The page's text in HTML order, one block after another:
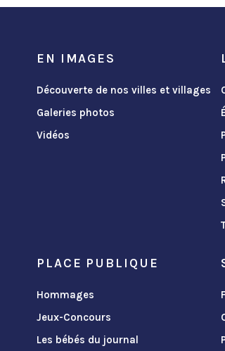
EN IMAGES
Découverte de nos villes et villages
Galeries photos
Vidéos
PLACE PUBLIQUE
Hommages
Jeux-Concours
Les bébés du journal